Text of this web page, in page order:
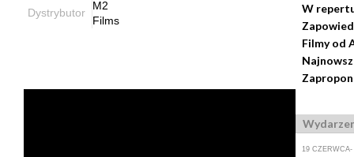
Dystrybutor
M2
Films
W
Filmy od
19